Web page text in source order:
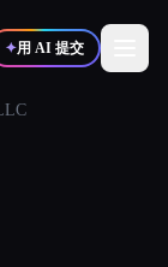
✦用 AI 提交